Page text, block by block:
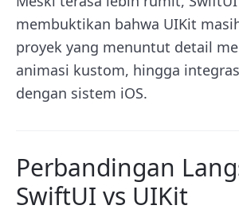
membuktikan bahwa UIKit
proyek yang menuntut detail
animasi kustom, hingga
dengan sistem iOS.
Perbandingan
SwiftUI vs UIKit